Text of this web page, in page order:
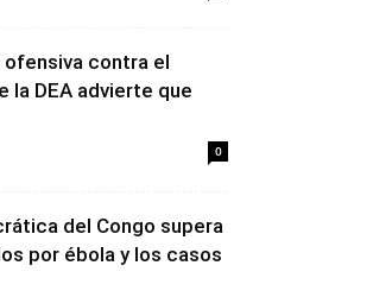
ofensiva contra el
la DEA advierte que
0
del Congo supera
por ébola y los casos